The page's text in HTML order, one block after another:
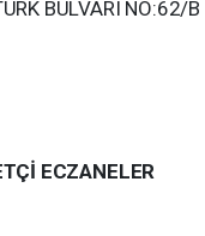
BULVARI NO:62/B
ECZANELER